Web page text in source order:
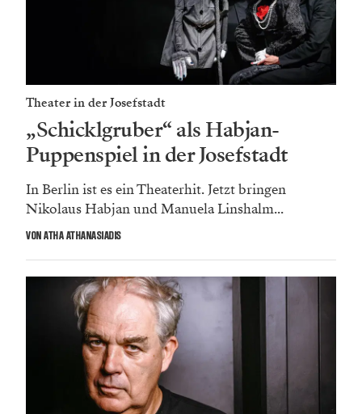
Theater in der Josefstadt
„Schicklgruber“ als Habjan-
Puppenspiel in der Josefstadt
In Berlin ist es ein Theaterhit. Jetzt bringen
Nikolaus Habjan und Manuela Linshalm...
VON ATHA ATHANASIADIS